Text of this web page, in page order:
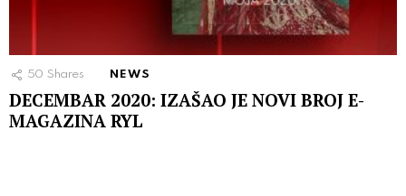
50 Shares NEWS
DECEMBAR 2020: IZAŠAO JE NOVI BROJ E-
MAGAZINA RYL